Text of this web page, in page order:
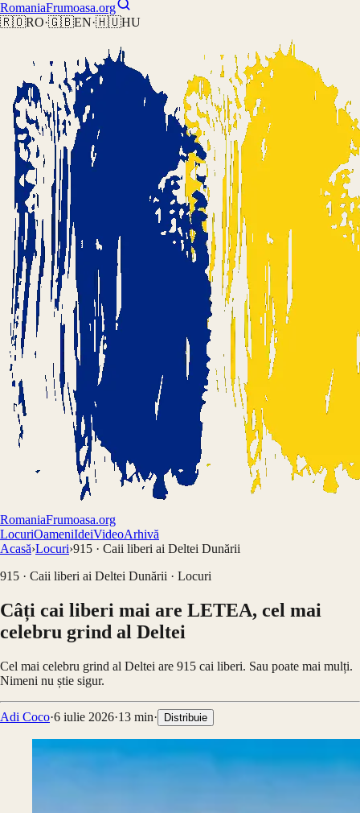
RomaniaFrumoasa.org
🇷🇴RO·🇬🇧EN·🇭🇺HU
RomaniaFrumoasa.org
LocuriOameniIdeiVideoArhivă
Acasă›Locuri›915 · Caii liberi ai Deltei Dunării
915 · Caii liberi ai Deltei Dunării · Locuri
Câți cai liberi mai are LETEA, cel mai
celebru grind al Deltei
Cel mai celebru grind al Deltei are 915 cai liberi. Sau poate mai mulți.
Nimeni nu știe sigur.
Adi Coco·6 iulie 2026·13 min· Distribuie